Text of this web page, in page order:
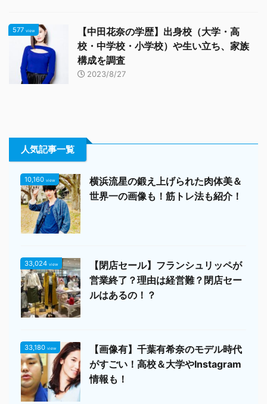
577 view
【中田花奈の学歴】出身校（大学・高
校・中学校・小学校）や生い立ち、家族
構成を調査
2023/8/27
人気記事一覧
10,160 view
横浜流星の鍛え上げられた肉体美＆
世界一の画像も！筋トレ法も紹介！
33,024 view
【閉店セール】フランシュリッペが
営業終了？理由は経営難？閉店セー
ルはあるの！？
33,180 view
【画像有】千葉有希奈のモデル時代
がすごい！高校＆大学やInstagram
情報も！